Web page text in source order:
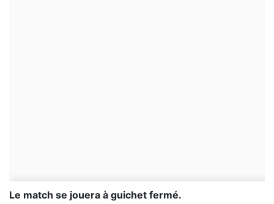
Le match se jouera à guichet fermé.